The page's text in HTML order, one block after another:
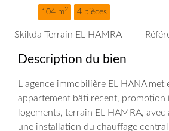
104 m2 4 pièces
Skikda Terrain EL HAMRA
Description du bien
L agence immobilière EL HANA met
appartement bâti récent, promotion
logements, terrain EL HAMRA, avec
une installation du chauffage